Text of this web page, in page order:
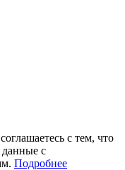
с тем, что
с
Подробнее